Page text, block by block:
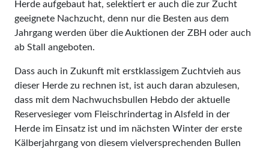
Herde aufgebaut hat, selektiert er auch die zur Zucht
geeignete Nachzucht, denn nur die Besten aus dem
Jahrgang werden über die Auktionen der ZBH oder auch
ab Stall angeboten.
Dass auch in Zukunft mit erstklassigem Zuchtvieh aus
dieser Herde zu rechnen ist, ist auch daran abzulesen,
dass mit dem Nachwuchsbullen Hebdo der aktuelle
Reservesieger vom Fleisch­rindertag in Alsfeld in der
Herde im Einsatz ist und im nächsten Winter der erste
Kälberjahrgang von diesem vielversprechenden Bullen